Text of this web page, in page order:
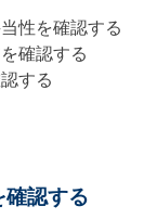
性を確認する
確認する
する
確認する